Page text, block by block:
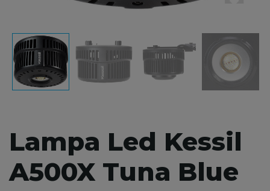
Lampa Led Kessil
A500X Tuna Blue